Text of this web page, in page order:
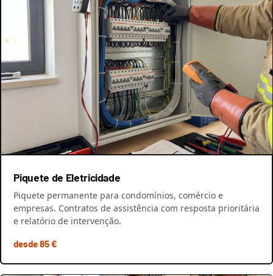
Piquete de Eletricidade
Piquete permanente para condomínios, comércio e
empresas. Contratos de assistência com resposta prioritária
e relatório de intervenção.
desde 85 €